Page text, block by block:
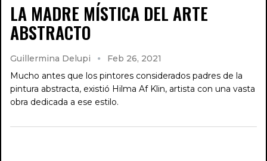
LA MADRE MÍSTICA DEL ARTE
ABSTRACTO
Guillermina Delupi
Feb 26, 2021
Mucho antes que los pintores considerados padres de la
pintura abstracta, existió Hilma Af Klin, artista con una vasta
obra dedicada a ese estilo.